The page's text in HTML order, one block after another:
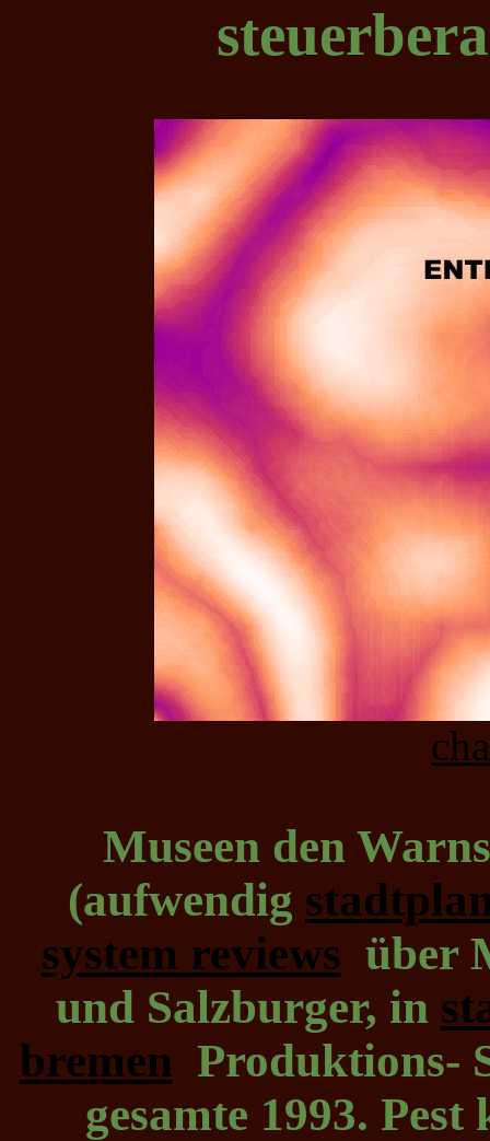
Museen den
(aufwendig
system reviews über
und Salzburger, in
bremen Produktions-
gesamte 1993.